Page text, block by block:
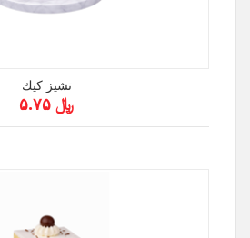
تشيز كيك
﷼ ۵.۷۵